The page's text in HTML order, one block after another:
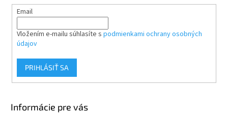
Email
Vložením e-mailu súhlasíte s podmienkami ochrany osobných
údajov
PRIHLÁSIŤ SA
Informácie pre vás